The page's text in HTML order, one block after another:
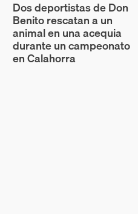
Dos deportistas de Don
Benito rescatan a un
animal en una acequia
durante un campeonato
en Calahorra